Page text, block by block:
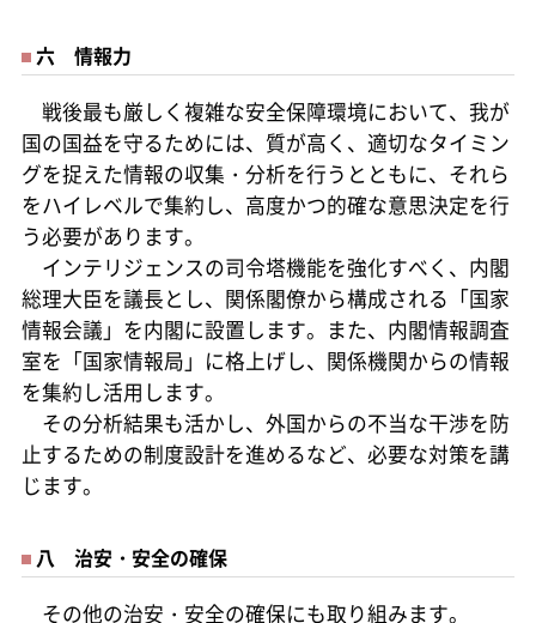
六 情報力
戦後最も厳しく複雑な安全保障環境において、我が
国の国益を守るためには、質が高く、適切なタイミン
グを捉えた情報の収集・分析を行うとともに、それら
をハイレベルで集約し、高度かつ的確な意思決定を行
う必要があります。
インテリジェンスの司令塔機能を強化すべく、内閣
総理大臣を議長とし、関係閣僚から構成される「国家
情報会議」を内閣に設置します。また、内閣情報調査
室を「国家情報局」に格上げし、関係機関からの情報
を集約し活用します。
その分析結果も活かし、外国からの不当な干渉を防
止するための制度設計を進めるなど、必要な対策を講
じます。
八 治安・安全の確保
その他の治安・安全の確保にも取り組みます。